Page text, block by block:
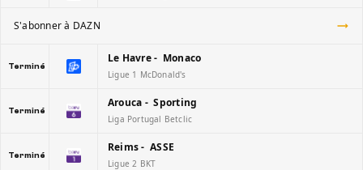
S'abonner à DAZN
Terminé
Le Havre - Monaco
Ligue 1 McDonald's
Terminé
Arouca - Sporting
Liga Portugal Betclic
Terminé
Reims - ASSE
Ligue 2 BKT